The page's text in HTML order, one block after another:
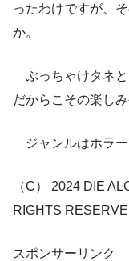
ったわけですが、
か。
ぶっちゃけタネと
だからこその楽し
ジャンルはホラー
（C） 2024 DIE
RIGHTS
スポンサーリンク